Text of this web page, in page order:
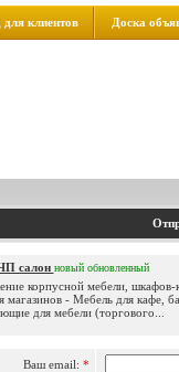
для клиентов Доска
салон новый обновленный
корпусной мебели, шкафов-
магазинов - Мебель для кафе,
для мебели (торгового...
Ваш email: *